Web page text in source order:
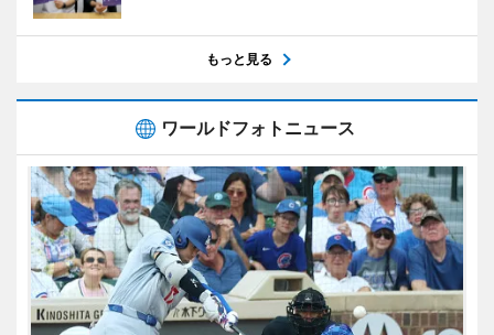
もっと見る
ワールドフォトニュース